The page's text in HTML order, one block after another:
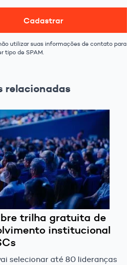
Cadastrar
utilizar suas informações de contato para
tipo de SPAM.
relacionadas
trilha gratuita de
institucional
selecionar até 80 lideranças